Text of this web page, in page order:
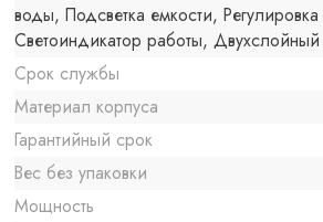
воды, Подсветка емкости,
Светоиндикатор работы,
Срок службы
Материал корпуса
Гарантийный срок
Вес без упаковки
Мощность